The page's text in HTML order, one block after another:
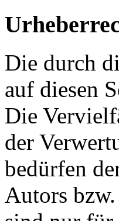
Die durch
auf diesen
Die
der
bedürfen
Autors